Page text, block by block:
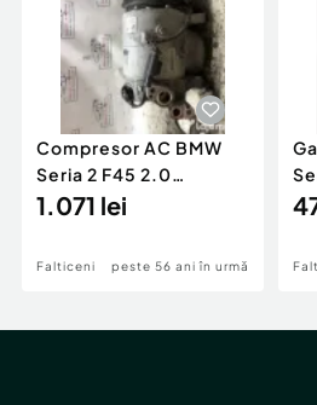
Compresor AC BMW
Seria 2 F45 2.0
Motorina 2016
1.071 lei
Falticeni peste 56 ani în urmă